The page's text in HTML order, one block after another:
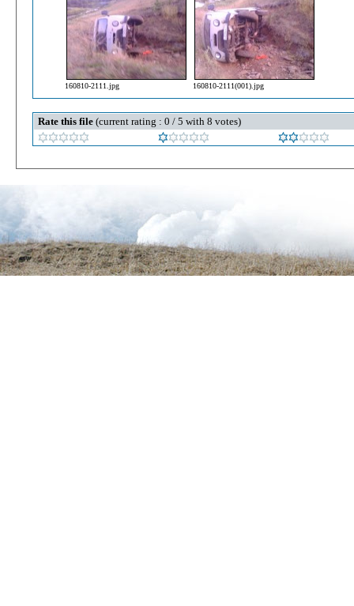
160810-2111.jpg 160810-2111(001).jpg
Rate this file (current rating : 0 / 5 with 8 votes)